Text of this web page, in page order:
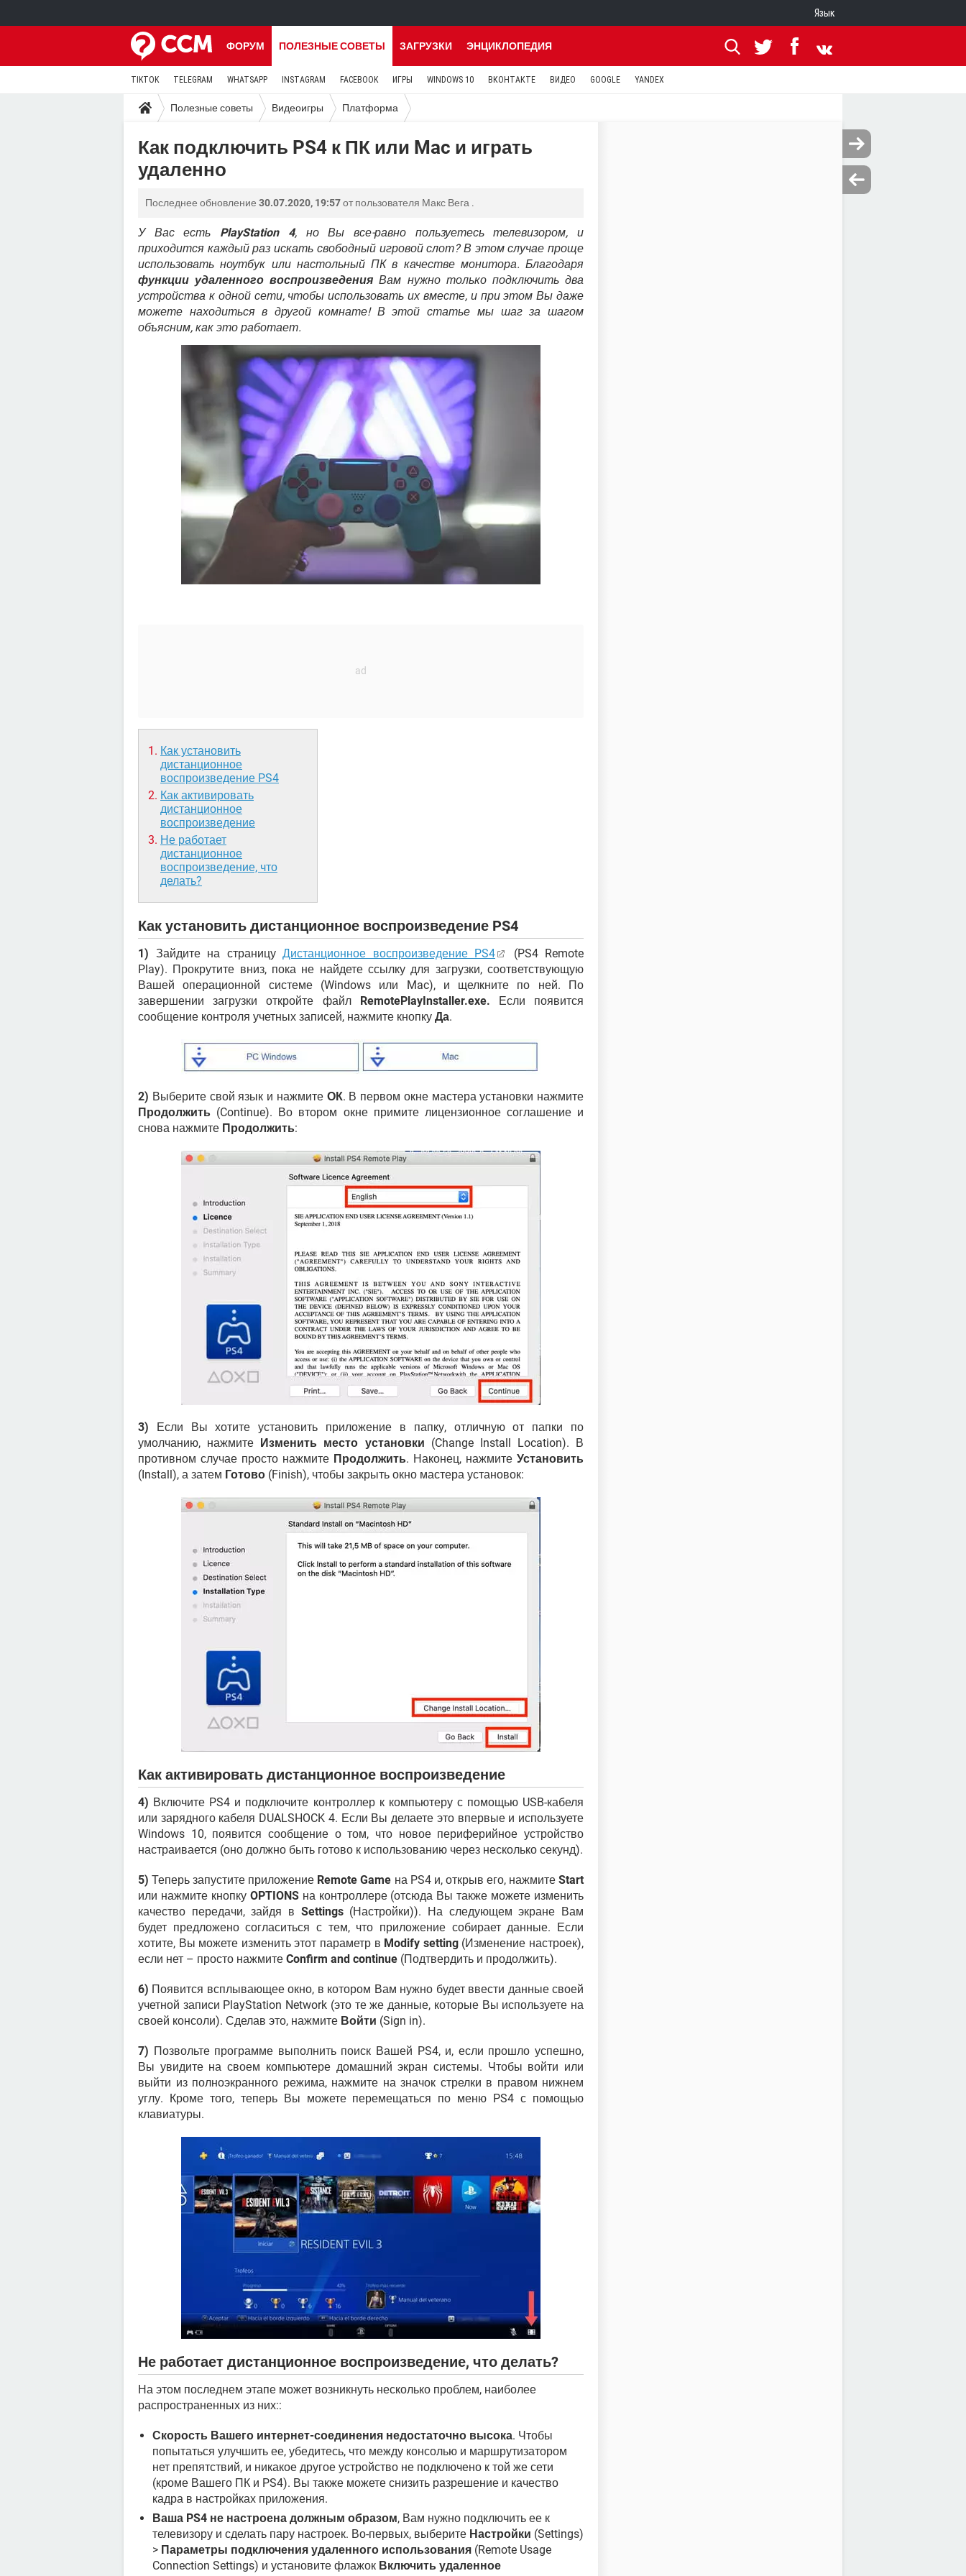
Язык
ФОРУМ ПОЛЕЗНЫЕ СОВЕТЫ ЗАГРУЗКИ ЭНЦИКЛОПЕДИЯ
TIKTOK TELEGRAM WHATSAPP INSTAGRAM FACEBOOK ИГРЫ WINDOWS 10 ВКОНТАКТЕ ВИДЕО GOOGLE YANDEX
Полезные советы Видеоигры Платформа
Как подключить PS4 к ПК или Mac и играть
удаленно
Последнее обновление 30.07.2020, 19:57от пользователя Макс Вега .
У Вас есть PlayStation 4, но Вы все-равно пользуетесь телевизором, и
приходится каждый раз искать свободный игровой слот? В этом случае проще
использовать ноутбук или настольный ПК в качестве монитора. Благодаря
функции удаленного воспроизведения Вам нужно только подключить два
устройства к одной сети, чтобы использовать их вместе, и при этом Вы даже
можете находиться в другой комнате! В этой статье мы шаг за шагом
объясним, как это работает.
Как установить
дистанционное
воспроизведение PS4
Как активировать
дистанционное
воспроизведение
Не работает
дистанционное
воспроизведение, что
делать?
Как установить дистанционное воспроизведение PS4
1) Зайдите на страницу Дистанционное воспроизведение PS4
(PS4 Remote
Play). Прокрутите вниз, пока не найдете ссылку для загрузки, соответствующую
Вашей операционной системе (Windows или Mac), и щелкните по ней. По
завершении загрузки откройте файл RemotePlayInstaller.exe. Если появится
сообщение контроля учетных записей, нажмите кнопку Да.
2) Выберите свой язык и нажмите ОК. В первом окне мастера установки нажмите
Продолжить (Continue). Во втором окне примите лицензионное соглашение и
снова нажмите Продолжить:
3) Если Вы хотите установить приложение в папку, отличную от папки по
умолчанию, нажмите Изменить место установки (Change Install Location). В
противном случае просто нажмите Продолжить. Наконец, нажмите Установить
(Install), а затем Готово (Finish), чтобы закрыть окно мастера установок:
Как активировать дистанционное воспроизведение
4) Включите PS4 и подключите контроллер к компьютеру с помощью USB-кабеля
или зарядного кабеля DUALSHOCK 4. Если Вы делаете это впервые и используете
Windows 10, появится сообщение о том, что новое периферийное устройство
настраивается (оно должно быть готово к использованию через несколько секунд).
5) Теперь запустите приложение Remote Game на PS4 и, открыв его, нажмитеStart
или нажмите кнопку OPTIONSна контроллере (отсюда Вы также можете изменить
качество передачи, зайдя в Settings(Настройки)). На следующем экране Вам
будет предложено согласиться с тем, что приложение собирает данные. Если
хотите, Вы можете изменить этот параметр в Modify setting(Изменение настроек),
если нет – просто нажмите Confirm and continue (Подтвердить и продолжить).
6) Появится всплывающее окно, в котором Вам нужно будет ввести данные своей
учетной записи PlayStation Network (это те же данные, которые Вы используете на
своей консоли). Сделав это, нажмите Войти (Sign in).
7) Позвольте программе выполнить поиск Вашей PS4, и, если прошло успешно,
Вы увидите на своем компьютере домашний экран системы. Чтобы войти или
выйти из полноэкранного режима, нажмите на значок стрелки в правом нижнем
углу. Кроме того, теперь Вы можете перемещаться по меню PS4 с помощью
клавиатуры.
Не работает дистанционное воспроизведение, что делать?
На этом последнем этапе может возникнуть несколько проблем, наиболее
распространенных из них::
Скорость Вашего интернет-соединения недостаточно высока. Чтобы
попытаться улучшить ее, убедитесь, что между консолью и маршрутизатором
нет препятствий, и никакое другое устройство не подключено к той же сети
(кроме Вашего ПК и PS4). Вы также можете снизить разрешение и качество
кадра в настройках приложения.
Ваша PS4 не настроена должным образом, Вам нужно подключить ее к
телевизору и сделать пару настроек. Во-первых, выберите Настройки (Settings)
> Параметры подключения удаленного использования (Remote Usage
Connection Settings) и установите флажок Включить удаленное